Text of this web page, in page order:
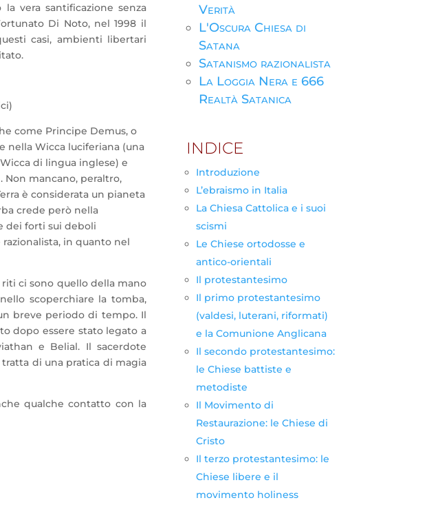
vera santificazione senza
Di Noto, nel 1998 il
casi, ambienti libertari
come Principe Demus, o
nella Wicca luciferiana (una
di lingua inglese) e
Non mancano, peraltro,
è considerata un pianeta
crede però nella
dei forti sui deboli
in quanto nel
ci sono quello della mano
scoperchiare la tomba,
breve periodo di tempo. Il
dopo essere stato legato a
e Belial. Il sacerdote
di una pratica di magia
qualche contatto con la
Verità
L'Oscura Chiesa di
Satana
Satanismo razionalista
La Loggia Nera e 666
Realtà Satanica
INDICE
Introduzione
L’ebraismo in Italia
La Chiesa Cattolica e i suoi
scismi
Le Chiese ortodosse e
antico-orientali
Il protestantesimo
Il primo protestantesimo
(valdesi, luterani, riformati)
e la Comunione Anglicana
Il secondo protestantesimo:
le Chiese battiste e
metodiste
Il Movimento di
Restaurazione: le Chiese di
Cristo
Il terzo protestantesimo: le
Chiese libere e il
movimento holiness